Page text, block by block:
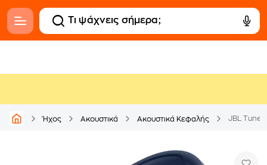
Ήχος Ακουστικά Ακουστικά Κεφαλής JBL Tune